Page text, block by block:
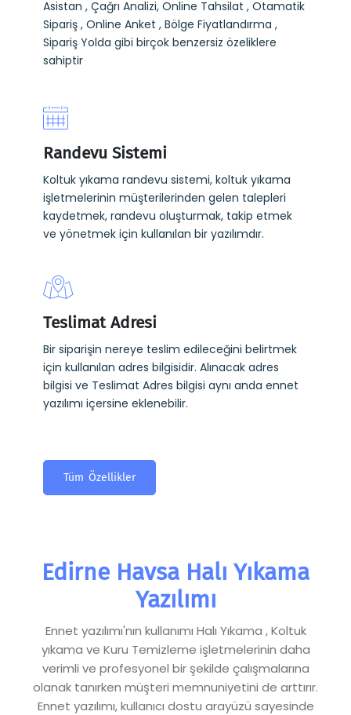
Asistan , Çağrı Analizi, Online Tahsilat , Otamatik
Sipariş , Online Anket , Bölge Fiyatlandırma ,
Sipariş Yolda gibi birçok benzersiz özeliklere
sahiptir
Randevu Sistemi
Koltuk yıkama randevu sistemi, koltuk yıkama
işletmelerinin müşterilerinden gelen talepleri
kaydetmek, randevu oluşturmak, takip etmek
ve yönetmek için kullanılan bir yazılımdır.
Teslimat Adresi
Bir siparişin nereye teslim edileceğini belirtmek
için kullanılan adres bilgisidir. Alınacak adres
bilgisi ve Teslimat Adres bilgisi aynı anda ennet
yazılımı içersine eklenebilir.
Tüm Özellikler
Edirne Havsa Halı Yıkama
Yazılımı
Ennet yazılımı'nın kullanımı Halı Yıkama , Koltuk
yıkama ve Kuru Temizleme işletmelerinin daha
verimli ve profesyonel bir şekilde çalışmalarına
olanak tanırken müşteri memnuniyetini de arttırır.
Ennet yazılımı, kullanıcı dostu arayüzü sayesinde